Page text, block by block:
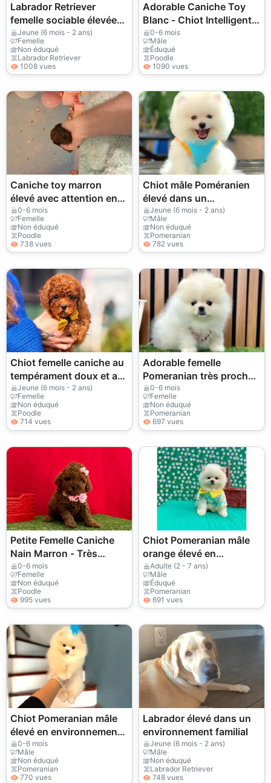
Labrador Retriever
femelle sociable élevée
dans une famille active
Jeune (6 mois - 2 ans)
Femelle
Non éduqué
Labrador Retriever
1008 vues
Adorable Caniche Toy
Blanc - Chiot Intelligent
et Hypoallergénique
0-6 mois
Mâle
Éduqué
Poodle
1090 vues
Caniche toy marron
élevé avec attention en
famille
0-6 mois
Femelle
Non éduqué
Poodle
738 vues
Chiot mâle Poméranien
élevé dans un
environnement familial
calme
Jeune (6 mois - 2 ans)
Mâle
Non éduqué
Pomeranian
782 vues
Chiot femelle caniche au
tempérament doux et au
comportement équilibré
Jeune (6 mois - 2 ans)
Femelle
Non éduqué
Poodle
714 vues
Adorable femelle
Pomeranian très proche
de l’humain
0-6 mois
Femelle
Non éduqué
Pomeranian
697 vues
Petite Femelle Caniche
Nain Marron - Très
Affectueuse et Calme
0-6 mois
Femelle
Non éduqué
Poodle
995 vues
Chiot Pomeranian mâle
orange élevé en
environnement familial
Adulte (2 - 7 ans)
Mâle
Éduqué
Pomeranian
691 vues
Chiot Pomeranian mâle
élevé en environnement
familial
0-6 mois
Mâle
Non éduqué
Pomeranian
770 vues
Labrador élevé dans un
environnement familial
Jeune (6 mois - 2 ans)
Mâle
Non éduqué
Labrador Retriever
748 vues